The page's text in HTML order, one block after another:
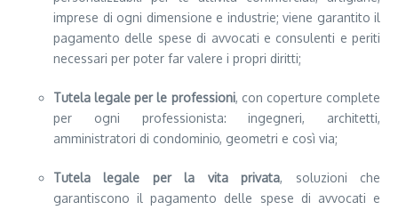
imprese di ogni dimensione e industrie; viene garantito il
pagamento delle spese di avvocati e consulenti e periti
necessari per poter far valere i propri diritti;
Tutela legale per le professioni, con coperture complete
per ogni professionista: ingegneri, architetti,
amministratori di condominio, geometri e così via;
Tutela legale per la vita privata, soluzioni che
garantiscono il pagamento delle spese di avvocati e